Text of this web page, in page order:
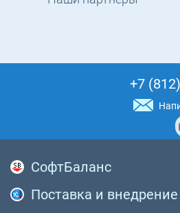
+7
СофтБаланс
Поставка и